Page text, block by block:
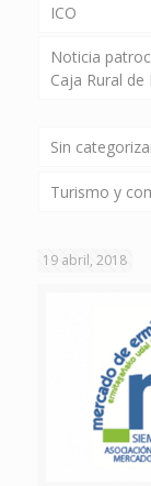
ICO
Noticia
Caja Rural de
Sin
Turismo y
19 abril, 2018